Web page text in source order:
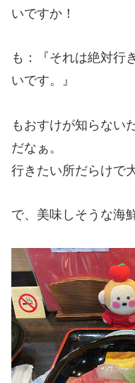
いですか！
も：『それは絶対行
いです。』
もおすけが知らない
だなぁ。
行きたい所だらけで
で、美味しそうな海